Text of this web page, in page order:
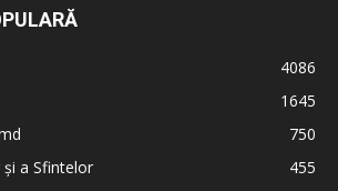
4086
1645
750
a Sfintelor
455